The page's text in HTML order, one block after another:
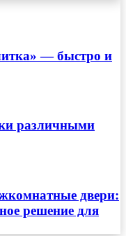
— быстро и
различными
двери:
решение для